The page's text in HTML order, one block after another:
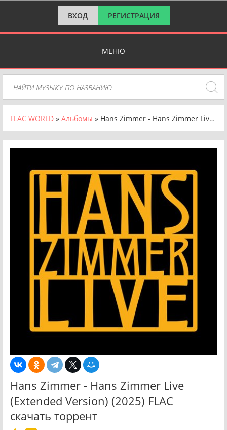
ВХОД РЕГИСТРАЦИЯ
МЕНЮ
FLAC WORLD » Альбомы » Hans Zimmer - Hans Zimmer Live [Extended Version] (2025) FLAC
Hans Zimmer - Hans Zimmer Live
(Extended Version) (2025) FLAC
скачать торрент